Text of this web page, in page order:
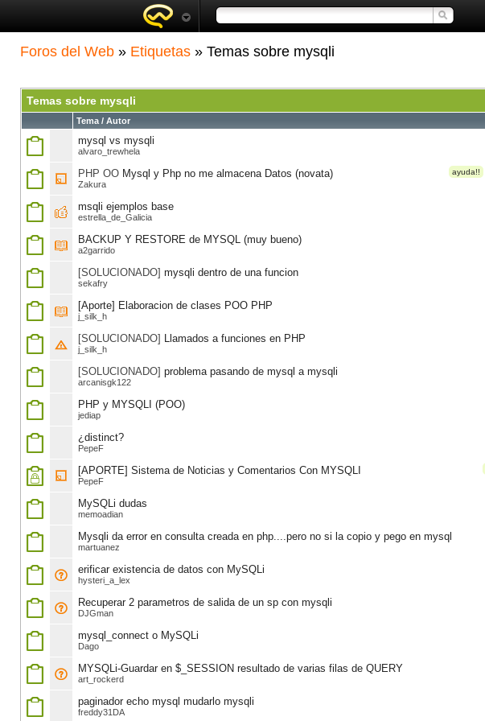
Foros del Web » Etiquetas » Temas sobre mysqli
Temas sobre mysqli
Tema / Autor
mysql vs mysqli
alvaro_trewhela
ayuda!!
PHP OO Mysql y Php no me almacena Datos (novata)
Zakura
msqli ejemplos base
estrella_de_Galicia
BACKUP Y RESTORE de MYSQL (muy bueno)
a2garrido
[SOLUCIONADO] mysqli dentro de una funcion
sekafry
[Aporte] Elaboracion de clases POO PHP
j_silk_h
[SOLUCIONADO] Llamados a funciones en PHP
j_silk_h
[SOLUCIONADO] problema pasando de mysql a mysqli
arcanisgk122
PHP y MYSQLI (POO)
jediap
¿distinct?
PepeF
[APORTE] Sistema de Noticias y Comentarios Con MYSQLI
PepeF
MySQLi dudas
memoadian
Mysqli da error en consulta creada en php....pero no si la copio y pego en mysql
martuanez
erificar existencia de datos con MySQLi
hysteri_a_lex
Recuperar 2 parametros de salida de un sp con mysqli
DJGman
mysql_connect o MySQLi
Dago
MYSQLi-Guardar en $_SESSION resultado de varias filas de QUERY
art_rockerd
paginador echo mysql mudarlo mysqli
freddy31DA